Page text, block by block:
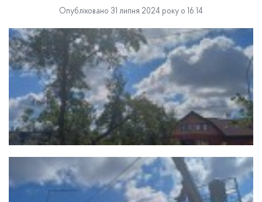
Опубліковано 31 липня 2024 року о 16:14